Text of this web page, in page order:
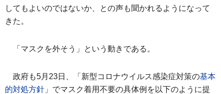
してもよいのではないか、との声も聞かれるようになって
きた。
「マスクを外そう」という動きである。
政府も5月23日、「新型コロナウイルス感染症対策の基本
的対処方針 」でマスク着用不要の具体例を以下のように提